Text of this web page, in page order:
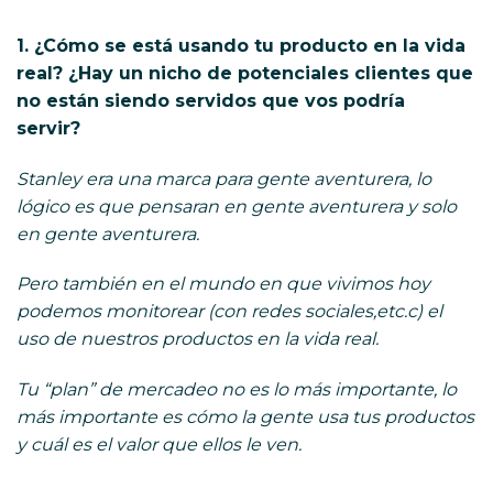
1. ¿Cómo se está usando tu producto en la vida
real? ¿Hay un nicho de potenciales clientes que
no están siendo servidos que vos podría
servir?
Stanley era una marca para gente aventurera, lo
lógico es que pensaran en gente aventurera y solo
en gente aventurera.
Pero también en el mundo en que vivimos hoy
podemos monitorear (con redes sociales,etc.c) el
uso de nuestros productos en la vida real.
Tu “plan” de mercadeo no es lo más importante, lo
más importante es cómo la gente usa tus productos
y cuál es el valor que ellos le ven.